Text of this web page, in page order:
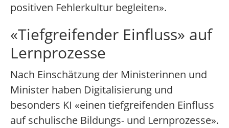
positiven Fehlerkultur begleiten».
«Tiefgreifender Einfluss» auf
Lernprozesse
Nach Einschätzung der Ministerinnen und
Minister haben Digitalisierung und
besonders KI «einen tiefgreifenden Einfluss
auf schulische Bildungs- und Lernprozesse».